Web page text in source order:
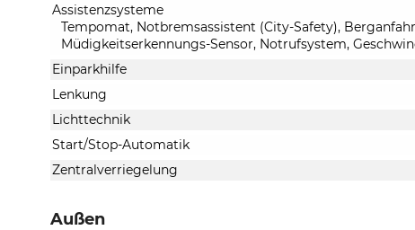
Assistenzsysteme
Tempomat, Notbremsassistent (City-Safety),
Müdigkeitserkennungs-Sensor, Notrufsystem,
Einparkhilfe
Lenkung
Lichttechnik
Start/Stop-Automatik
Zentralverriegelung
Außen